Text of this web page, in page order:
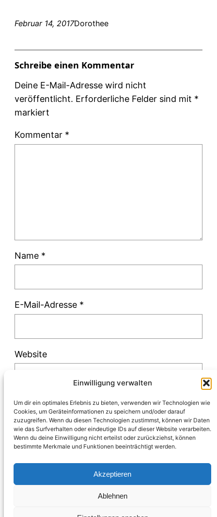
Einwilligung verwalten
Um dir ein optimales Erlebnis zu bieten, verwenden wir Technologien wie
Cookies, um Geräteinformationen zu speichern und/oder darauf
zuzugreifen. Wenn du diesen Technologien zustimmst, können wir Daten
wie das Surfverhalten oder eindeutige IDs auf dieser Website verarbeiten.
Wenn du deine Einwilligung nicht erteilst oder zurückziehst, können
bestimmte Merkmale und Funktionen beeinträchtigt werden.
Akzeptieren
Ablehnen
Februar 14, 2017Dorothee
Schreibe einen Kommentar
Deine E-Mail-Adresse wird nicht
veröffentlicht. Erforderliche Felder sind mit *
markiert
Kommentar *
Name *
E-Mail-Adresse *
Website
Diese Website verwendet Akismet, um Spam
zu reduzieren.Erfahre, wie deine
Kommentardaten verarbeitet werden.